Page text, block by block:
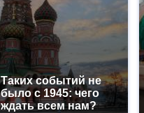
Таких событий не
было с 1945: чего
ждать всем нам?